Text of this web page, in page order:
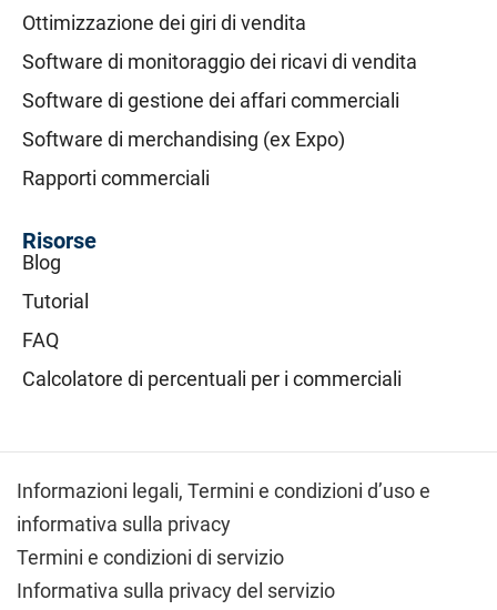
Ottimizzazione dei giri di vendita
Software di monitoraggio dei ricavi di vendita
Software di gestione dei affari commerciali
Software di merchandising (ex Expo)
Rapporti commerciali
Risorse
Blog
Tutorial
FAQ
Calcolatore di percentuali per i commerciali
Informazioni legali, Termini e condizioni d’uso e
informativa sulla privacy
Termini e condizioni di servizio
Informativa sulla privacy del servizio